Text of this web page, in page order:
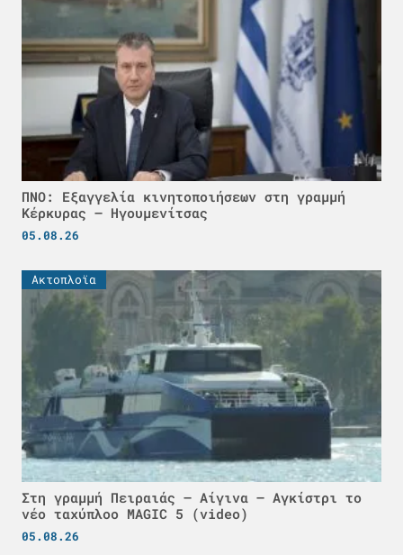
ΠΝΟ: Εξαγγελία κινητοποιήσεων στη γραμμή
Κέρκυρας – Ηγουμενίτσας
05.08.26
Ακτοπλοϊα
Στη γραμμή Πειραιάς – Αίγινα – Αγκίστρι το
νέο ταχύπλοο MAGIC 5 (video)
05.08.26